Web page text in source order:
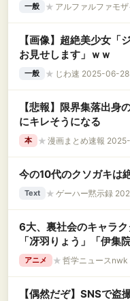
一般 ★ アルファルファモ
【画像】超絶美少女「
お見せします」ｗｗ
一般 ★ じわ速 2025-06-28
【悲報】限界集落出身
にキレそうになる
本 ★ 漫画まとめ速報
今の10代のクソガキは
Text ★ ゲーハー黙示録
6大、裏社会のキャラク
「冴羽りょう」「伊集
アニメ ★ 哲学ニュース
【偶然だぞ】SNSで盗